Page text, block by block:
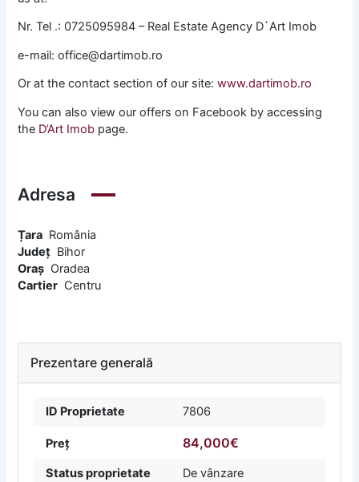
Nr. Tel .: 0725095984 – Real Estate Agency D`Art Imob
e-mail: office@dartimob.ro
Or at the contact section of our site:www.dartimob.ro
You can also view our offers on Facebook by accessing
the D’Art Imob page.
Adresa
Țara România
Județ Bihor
Oraș Oradea
Cartier Centru
Prezentare generală
ID Proprietate 7806
Preț 84,000€
Status proprietate De vânzare